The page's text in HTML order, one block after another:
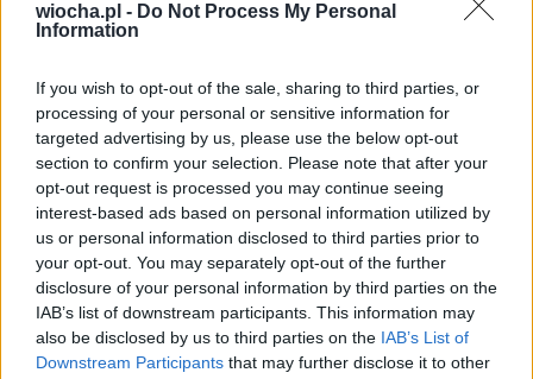
wiocha.pl - Do Not Process My Personal
Information
If you wish to opt-out of the sale, sharing to third parties, or
processing of your personal or sensitive information for
targeted advertising by us, please use the below opt-out
section to confirm your selection. Please note that after your
opt-out request is processed you may continue seeing
interest-based ads based on personal information utilized by
us or personal information disclosed to third parties prior to
your opt-out. You may separately opt-out of the further
disclosure of your personal information by third parties on the
IAB’s list of downstream participants. This information may
also be disclosed by us to third parties on the IAB’s List of
Downstream Participants that may further disclose it to other
226
Kobiety są w stanie wykończyć nawet AI
— 1 tydzień temu
Kategoria: 😂Śmieszne Tagi: #kobiety #odkurzacz
Odkurzacz nie wytrzymał
148 2 Udostępnij